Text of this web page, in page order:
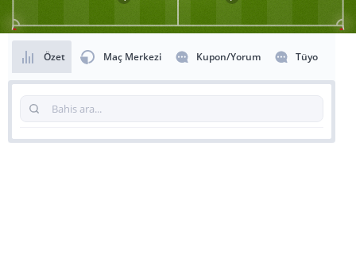
Özet Maç Merkezi Kupon/Yorum Tüyo